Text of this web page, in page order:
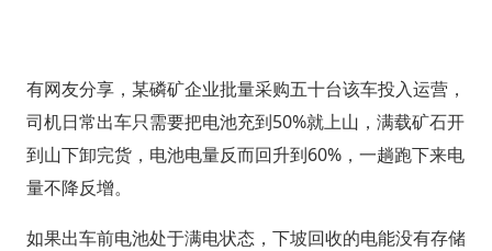
有网友分享，某磷矿企业批量采购五十台该车投入运营，
司机日常出车只需要把电池充到50%就上山，满载矿石开
到山下卸完货，电池电量反而回升到60%，一趟跑下来电
量不降反增。
如果出车前电池处于满电状态，下坡回收的电能没有存储